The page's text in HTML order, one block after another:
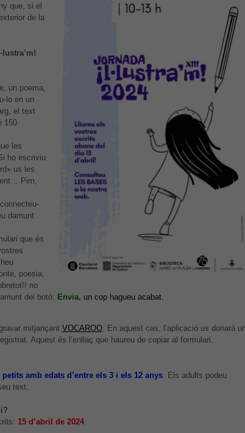
que, si el
de la
un poema,
lo en un
el text
150
les
ho escriviu
us les
Pim,
damunt
que és
poesia,
no
del botó: Envia, un cop hagueu acabat.
mitjançantVOCAROO. En aquest cas, l’aplicació us donarà
Aquest és l’enllaç que haureu de copiar al formulari.
petits amb edats d’entre els 3 i els 12 anys . Els adults podeu
text.
15 d’abril de 2024